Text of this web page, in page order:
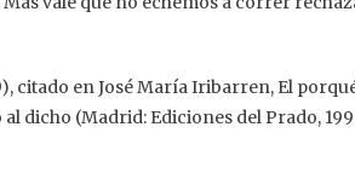
citado en José María Iribarren, El
dicho (Madrid: Ediciones del Prado,